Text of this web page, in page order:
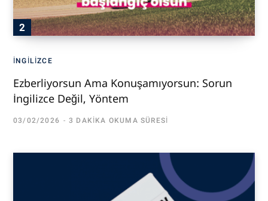
İNGILIZCE
Ezberliyorsun Ama Konuşamıyorsun: Sorun
İngilizce Değil, Yöntem
03/02/2026 3 DAKIKA OKUMA SÜRESI